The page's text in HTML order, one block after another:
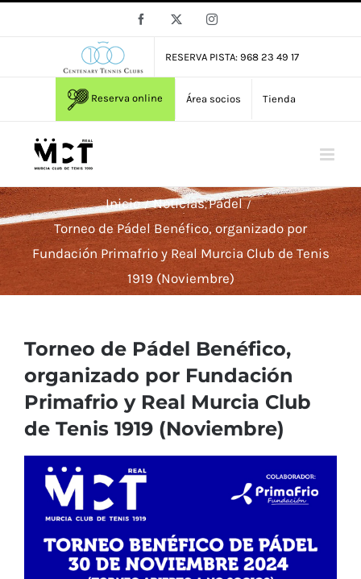
Facebook Instagram
RESERVA PISTA: 968 23 49 17
Reserva online Área socios Tienda
Inicio Noticias Pádel
Torneo de Pádel Benéfico, organizado por
Fundación Primafrio y Real Murcia Club de Tenis
1919 (Noviembre)
Torneo de Pádel Benéfico,
organizado por Fundación
Primafrio y Real Murcia Club
de Tenis 1919 (Noviembre)
imagen